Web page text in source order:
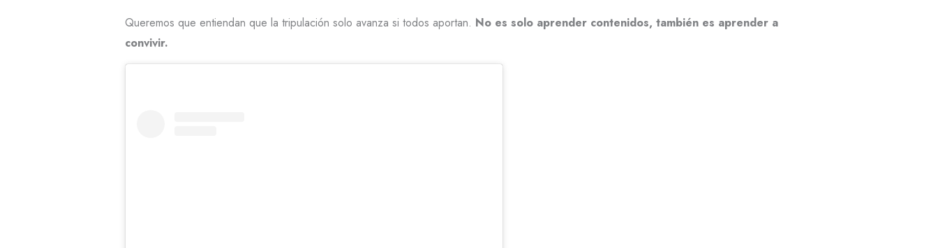
Queremos que entiendan que la tripulación solo avanza si todos aportan. No es solo aprender contenidos, también es aprender a
convivir.